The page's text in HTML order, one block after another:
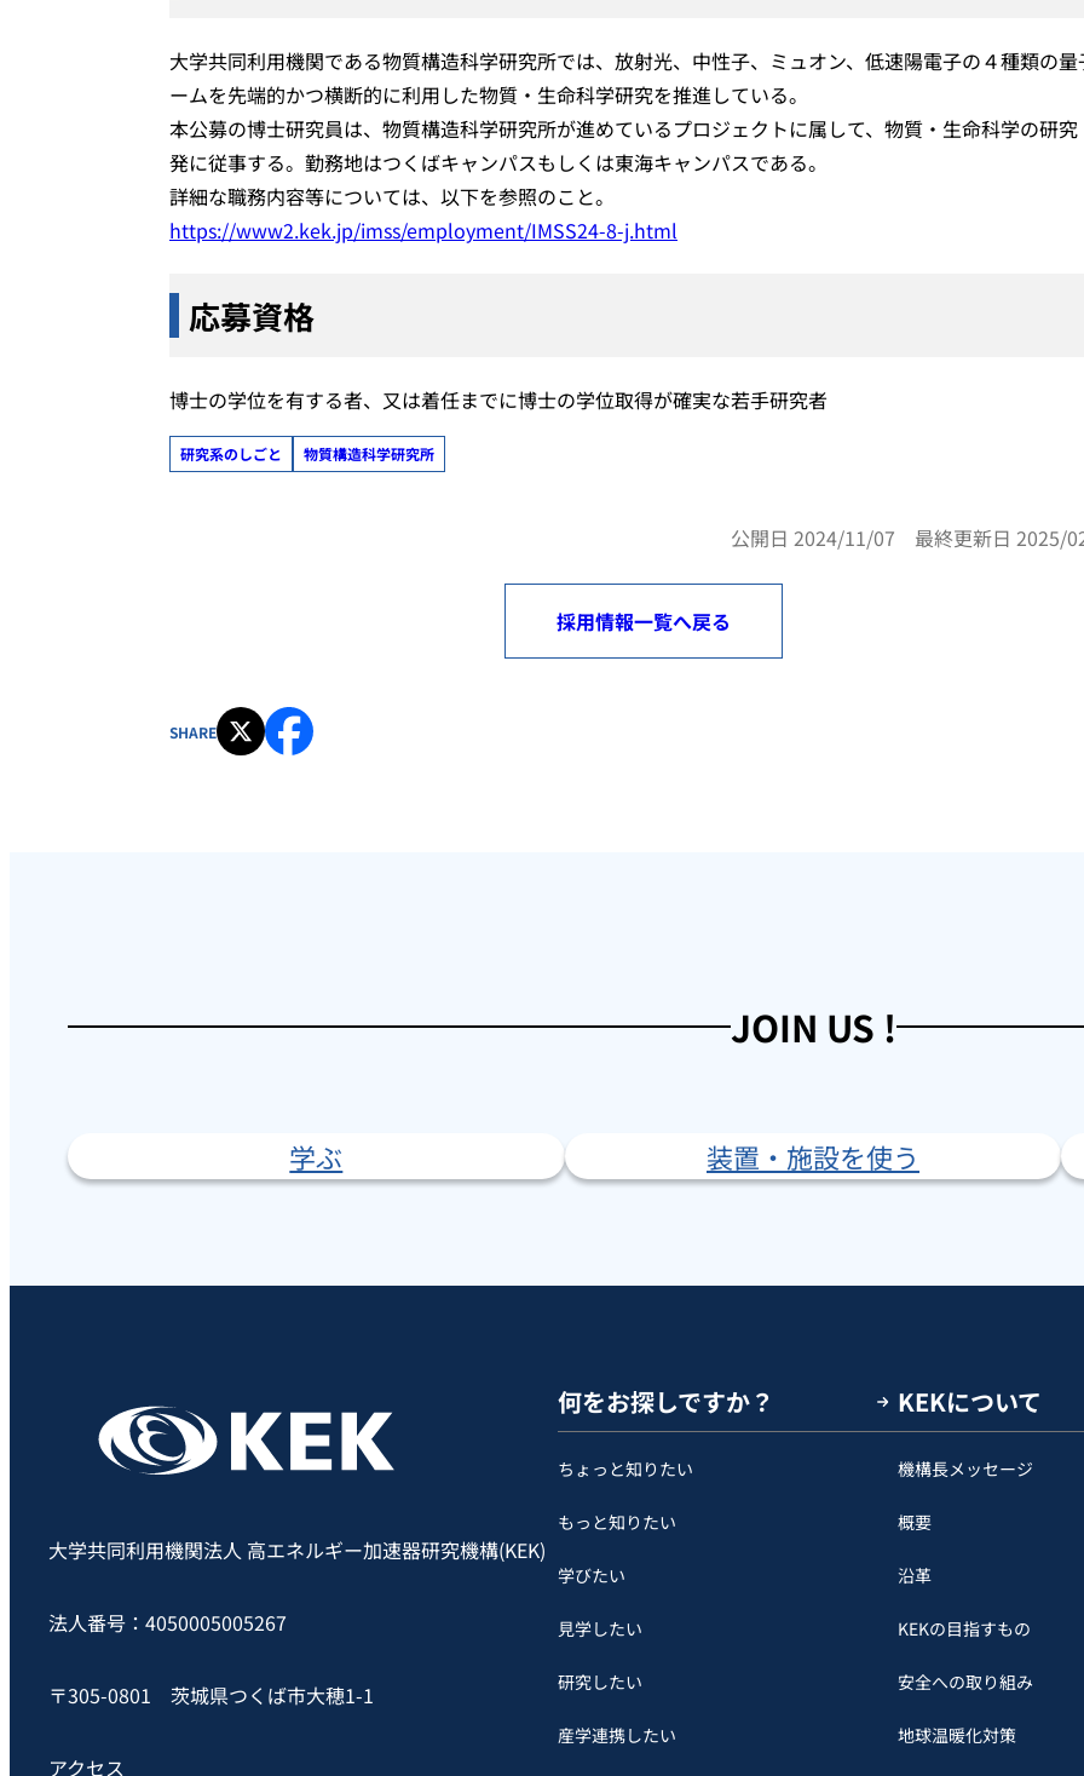
大学共同利用機関である物質構造科学研究所では、放射光、中性子、ミュオン、低速陽電子の４種類の量
ームを先端的かつ横断的に利用した物質・生命科学研究を推進している。
本公募の博士研究員は、物質構造科学研究所が進めているプロジェクトに属して、物質・生命科学の研究
発に従事する。勤務地はつくばキャンパスもしくは東海キャンパスである。
詳細な職務内容等については、以下を参照のこと。
https://www2.kek.jp/imss/employment/IMSS24-8-j.html
応募資格
博士の学位を有する者、又は着任までに博士の学位取得が確実な若手研究者
研究系のしごと 物質構造科学研究所
公開日 2024/11/07 最終更新日 2025/
採用情報一覧へ戻る
SHARE
JOIN US !
学ぶ 装置・施設を使う
大学共同利用機関法人 高エネルギー加速器研究機構(KEK)
法人番号：4050005005267
〒305-0801 茨城県つくば市大穂1-1
アクセス
何をお探しですか？
ちょっと知りたい
もっと知りたい
学びたい
見学したい
研究したい
産学連携したい
KEKについて
機構長メッセージ
概要
沿革
KEKの目指すもの
安全への取り組み
地球温暖化対策